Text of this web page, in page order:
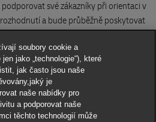
své zákazníky při orientaci v
a bude průběžně poskytovat
soubory cookie a
jako „technologie“), které
jak často jsou naše
je
naše nabídky pro
a podporovat naše
těchto technologií může